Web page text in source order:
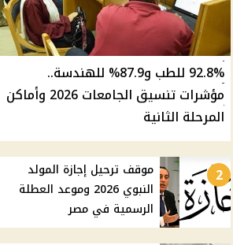
92.8% للطب و87.9% للهندسة..
مؤشرات تنسيق الجامعات 2026 وأماكن
المرحلة الثانية
2
موقف ترحيل إجازة المولد
النبوي 2026 وموعد العطلة
الرسمية في مصر